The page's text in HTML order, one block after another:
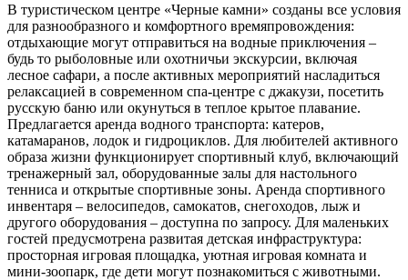
В туристическом центре «Черные камни» созданы все условия
для разнообразного и комфортного времяпровождения:
отдыхающие могут отправиться на водные приключения –
будь то рыболовные или охотничьи экскурсии, включая
лесное сафари, а после активных мероприятий насладиться
релаксацией в современном спа-центре с джакузи, посетить
русскую баню или окунуться в теплое крытое плавание.
Предлагается аренда водного транспорта: катеров,
катамаранов, лодок и гидроциклов. Для любителей активного
образа жизни функционирует спортивный клуб, включающий
тренажерный зал, оборудованные залы для настольного
тенниса и открытые спортивные зоны. Аренда спортивного
инвентаря – велосипедов, самокатов, снегоходов, лыж и
другого оборудования – доступна по запросу. Для маленьких
гостей предусмотрена развитая детская инфраструктура:
просторная игровая площадка, уютная игровая комната и
мини-зоопарк, где дети могут познакомиться с животными.